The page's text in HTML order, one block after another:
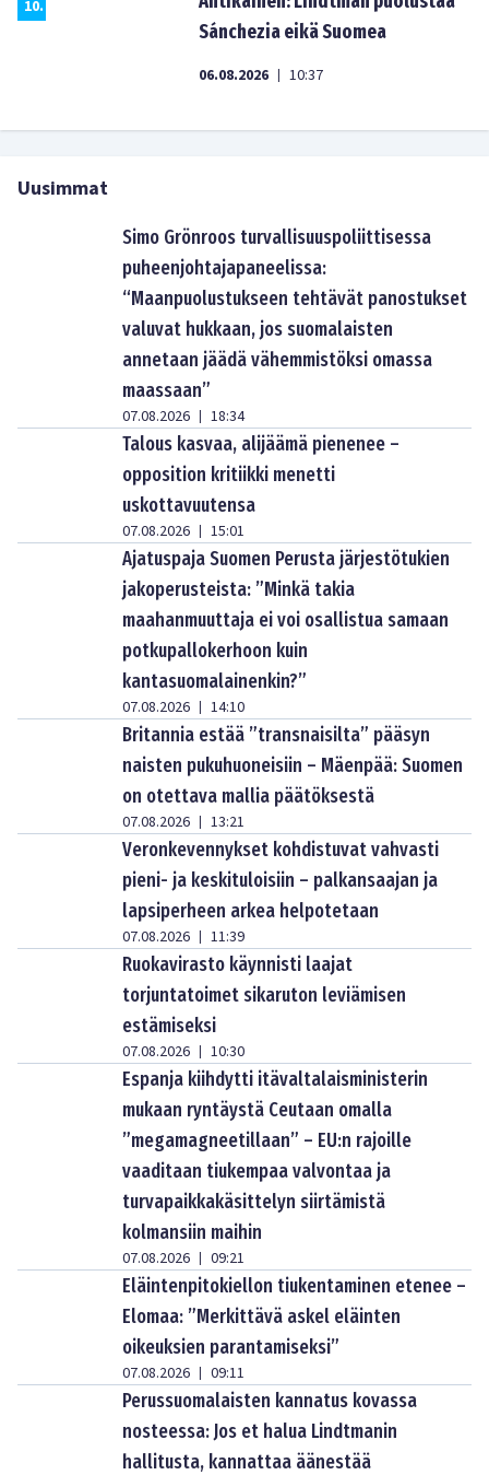
10.
Sánchezia eikä Suomea
06.08.2026 | 10:37
Uusimmat
Simo Grönroos turvallisuuspoliittisessa
puheenjohtajapaneelissa:
“Maanpuolustukseen tehtävät panostukset
valuvat hukkaan, jos suomalaisten
annetaan jäädä vähemmistöksi omassa
maassaan”
07.08.2026 | 18:34
Talous kasvaa, alijäämä pienenee –
opposition kritiikki menetti
uskottavuutensa
07.08.2026 | 15:01
Ajatuspaja Suomen Perusta järjestötukien
jakoperusteista: ”Minkä takia
maahanmuuttaja ei voi osallistua samaan
potkupallokerhoon kuin
kantasuomalainenkin?”
07.08.2026 | 14:10
Britannia estää ”transnaisilta” pääsyn
naisten pukuhuoneisiin – Mäenpää: Suomen
on otettava mallia päätöksestä
07.08.2026 | 13:21
Veronkevennykset kohdistuvat vahvasti
pieni- ja keskituloisiin – palkansaajan ja
lapsiperheen arkea helpotetaan
07.08.2026 | 11:39
Ruokavirasto käynnisti laajat
torjuntatoimet sikaruton leviämisen
estämiseksi
07.08.2026 | 10:30
Espanja kiihdytti itävaltalaisministerin
mukaan ryntäystä Ceutaan omalla
”megamagneetillaan” – EU:n rajoille
vaaditaan tiukempaa valvontaa ja
turvapaikkakäsittelyn siirtämistä
kolmansiin maihin
07.08.2026 | 09:21
Eläintenpitokiellon tiukentaminen etenee –
Elomaa: ”Merkittävä askel eläinten
oikeuksien parantamiseksi”
07.08.2026 | 09:11
Perussuomalaisten kannatus kovassa
nosteessa: Jos et halua Lindtmanin
hallitusta, kannattaa äänestää